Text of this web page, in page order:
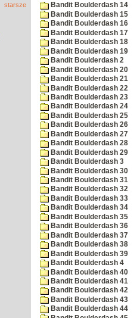
starsze
Bandit Boulderdash 14
Bandit Boulderdash 15
Bandit Boulderdash 16
Bandit Boulderdash 17
Bandit Boulderdash 18
Bandit Boulderdash 19
Bandit Boulderdash 2
Bandit Boulderdash 20
Bandit Boulderdash 21
Bandit Boulderdash 22
Bandit Boulderdash 23
Bandit Boulderdash 24
Bandit Boulderdash 25
Bandit Boulderdash 26
Bandit Boulderdash 27
Bandit Boulderdash 28
Bandit Boulderdash 29
Bandit Boulderdash 3
Bandit Boulderdash 30
Bandit Boulderdash 31
Bandit Boulderdash 32
Bandit Boulderdash 33
Bandit Boulderdash 34
Bandit Boulderdash 35
Bandit Boulderdash 36
Bandit Boulderdash 37
Bandit Boulderdash 38
Bandit Boulderdash 39
Bandit Boulderdash 4
Bandit Boulderdash 40
Bandit Boulderdash 41
Bandit Boulderdash 42
Bandit Boulderdash 43
Bandit Boulderdash 44